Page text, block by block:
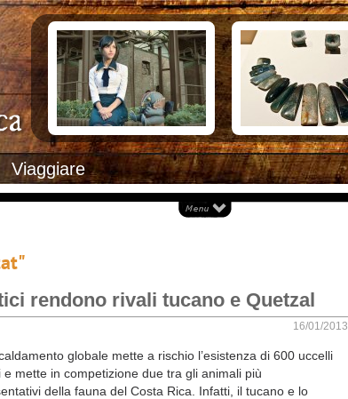
Viaggiare
Documenti necessari per trasferirsi
Italiani in Costa Rica
L’ambasciata italiana
Opportunità lavorative
rendono rivali tucano e Quetzal
16/01/2013
globale mette a rischio l’esistenza di 600 uccelli
e mette in competizione due tra gli animali più
della fauna del Costa Rica. Infatti, il tucano e lo